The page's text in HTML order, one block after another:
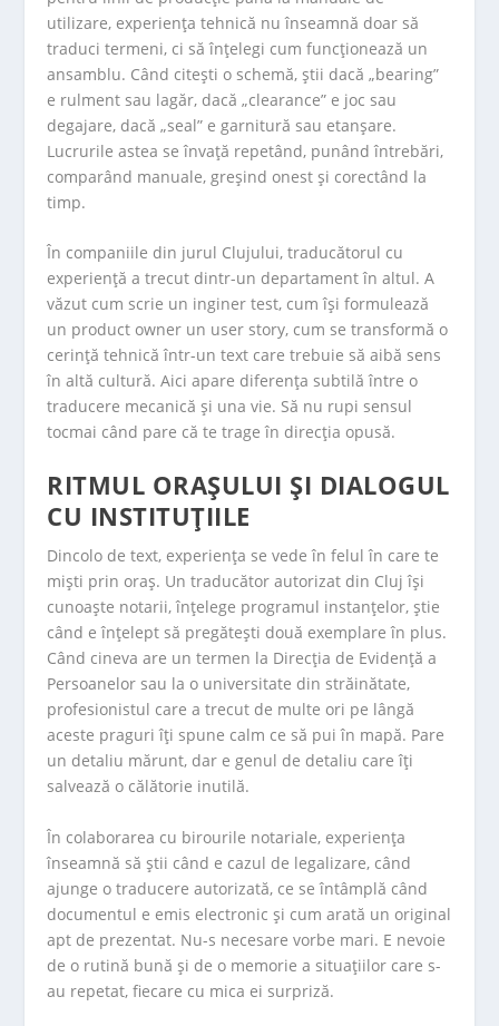
utilizare, experiența tehnică nu înseamnă doar să
traduci termeni, ci să înțelegi cum funcționează un
ansamblu. Când citești o schemă, știi dacă „bearing”
e rulment sau lagăr, dacă „clearance” e joc sau
degajare, dacă „seal” e garnitură sau etanșare.
Lucrurile astea se învață repetând, punând întrebări,
comparând manuale, greșind onest și corectând la
timp.
În companiile din jurul Clujului, traducătorul cu
experiență a trecut dintr-un departament în altul. A
văzut cum scrie un inginer test, cum își formulează
un product owner un user story, cum se transformă o
cerință tehnică într-un text care trebuie să aibă sens
în altă cultură. Aici apare diferența subtilă între o
traducere mecanică și una vie. Să nu rupi sensul
tocmai când pare că te trage în direcția opusă.
RITMUL ORAȘULUI ȘI DIALOGUL
CU INSTITUȚIILE
Dincolo de text, experiența se vede în felul în care te
miști prin oraș. Un traducător autorizat din Cluj își
cunoaște notarii, înțelege programul instanțelor, știe
când e înțelept să pregătești două exemplare în plus.
Când cineva are un termen la Direcția de Evidență a
Persoanelor sau la o universitate din străinătate,
profesionistul care a trecut de multe ori pe lângă
aceste praguri îți spune calm ce să pui în mapă. Pare
un detaliu mărunt, dar e genul de detaliu care îți
salvează o călătorie inutilă.
În colaborarea cu birourile notariale, experiența
înseamnă să știi când e cazul de legalizare, când
ajunge o traducere autorizată, ce se întâmplă când
documentul e emis electronic și cum arată un original
apt de prezentat. Nu-s necesare vorbe mari. E nevoie
de o rutină bună și de o memorie a situațiilor care s-
au repetat, fiecare cu mica ei surpriză.